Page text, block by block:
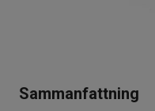
Sammanfattning